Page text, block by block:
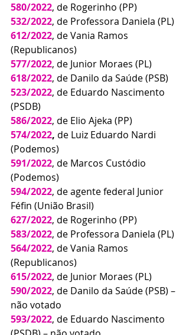
580/2022, de Rogerinho (PP)
532/2022, de Professora Daniela (PL)
612/2022, de Vania Ramos
(Republicanos)
577/2022, de Junior Moraes (PL)
618/2022, de Danilo da Saúde (PSB)
523/2022, de Eduardo Nascimento
(PSDB)
586/2022, de Elio Ajeka (PP)
574/2022, de Luiz Eduardo Nardi
(Podemos)
591/2022, de Marcos Custódio
(Podemos)
594/2022, de agente federal Junior
Féfin (União Brasil)
627/2022, de Rogerinho (PP)
583/2022, de Professora Daniela (PL)
564/2022, de Vania Ramos
(Republicanos)
615/2022, de Junior Moraes (PL)
590/2022, de Danilo da Saúde (PSB) –
não votado
593/2022, de Eduardo Nascimento